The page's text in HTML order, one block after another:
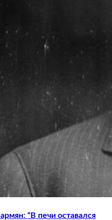
“В печи оставался